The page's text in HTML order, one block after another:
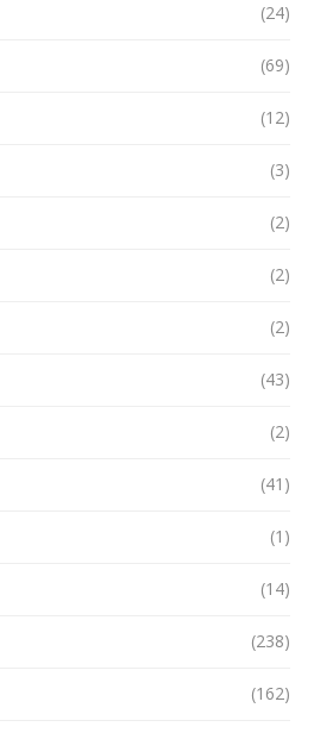
(24)
(69)
(12)
(3)
(2)
(2)
(2)
(43)
(2)
(41)
(1)
(14)
(238)
(162)